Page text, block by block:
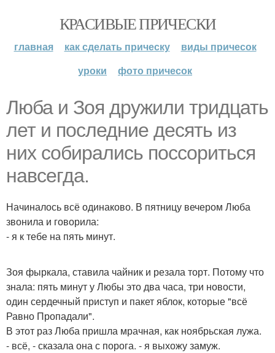
КРАСИВЫЕ ПРИЧЕСКИ
главная как сделать прическу
виды причесок
уроки
фото причесок
Люба и Зоя дружили тридцать
лет и последние десять из
них собирались поссориться
навсегда.
Начиналось всё одинаково. В пятницу вечером Люба
звонила и говорила:
- я к тебе на пять минут.
Зоя фыркала, ставила чайник и резала торт. Потому что
знала: пять минут у Любы это два часа, три новости,
один сердечный приступ и пакет яблок, которые "всё
Равно Пропадали".
В этот раз Люба пришла мрачная, как ноябрьская лужа.
- всё, - сказала она с порога. - я выхожу замуж.